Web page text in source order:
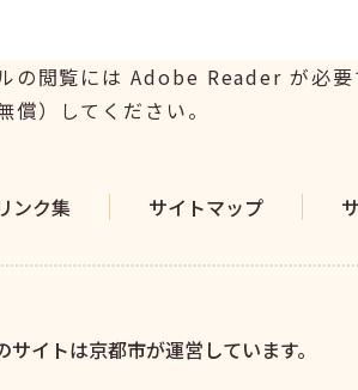
の閲覧には Adobe Reader が必
償）してください。
ンク集 サイトマップ
サイトは京都市が運営しています。